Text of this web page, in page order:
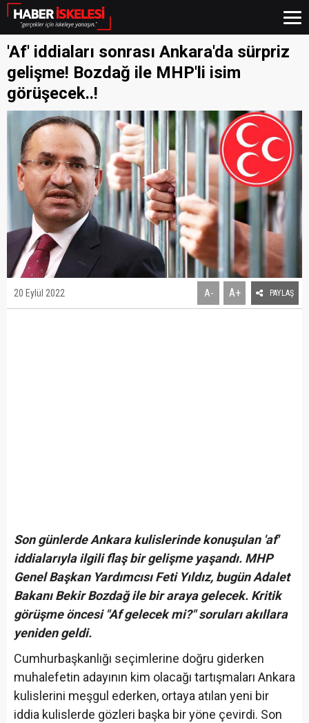
'Af' iddiaları sonrası Ankara'da sürpriz
gelişme! Bozdağ ile MHP'li isim
görüşecek..!
20 Eylül 2022 A- A+ PAYLAŞ
Son günlerde Ankara kulislerinde konuşulan 'af'
iddialarıyla ilgili flaş bir gelişme yaşandı. MHP
Genel Başkan Yardımcısı Feti Yıldız, bugün Adalet
Bakanı Bekir Bozdağ ile bir araya gelecek. Kritik
görüşme öncesi "Af gelecek mi?" soruları akıllara
yeniden geldi.
Cumhurbaşkanlığı seçimlerine doğru giderken
muhalefetin adayının kim olacağı tartışmaları Ankara
kulislerini meşgul ederken, ortaya atılan yeni bir
iddia kulislerde gözleri başka bir yöne çevirdi. Son